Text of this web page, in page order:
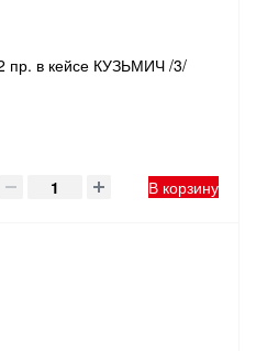
пр. в кейсе КУЗЬМИЧ /3/
В корзину